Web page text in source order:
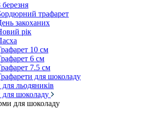
березня
трафарет
закоханих
рік
10 см
6 см
7.5 см
для шоколаду
льодяників
шоколаду
для шоколаду